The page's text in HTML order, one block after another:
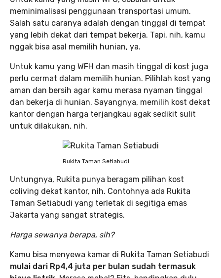
meminimalisasi penggunaan transportasi umum.
Salah satu caranya adalah dengan tinggal di tempat
yang lebih dekat dari tempat bekerja. Tapi, nih, kamu
nggak bisa asal memilih hunian, ya.
Untuk kamu yang WFH dan masih tinggal di kost juga
perlu cermat dalam memilih hunian. Pilihlah kost yang
aman dan bersih agar kamu merasa nyaman tinggal
dan bekerja di hunian. Sayangnya, memilih kost dekat
kantor dengan harga terjangkau agak sedikit sulit
untuk dilakukan, nih.
Rukita Taman Setiabudi
Untungnya, Rukita punya beragam pilihan kost
coliving dekat kantor, nih. Contohnya ada Rukita
Taman Setiabudi yang terletak di segitiga emas
Jakarta yang sangat strategis.
Harga sewanya berapa, sih?
Kamu bisa menyewa kamar di Rukita Taman Setiabudi
mulai dari Rp4,4 juta per bulan sudah termasuk